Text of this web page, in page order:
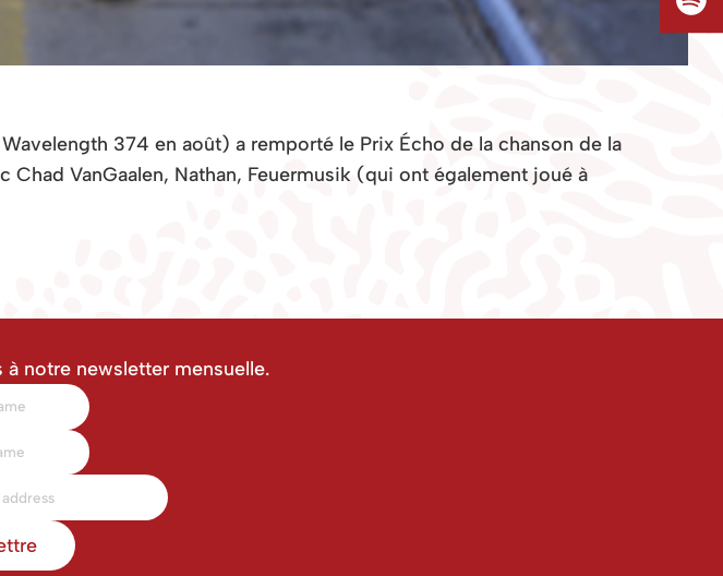
374 en août) a remporté le Prix Écho de la chanson de la
VanGaalen, Nathan, Feuermusik (qui ont également joué à
notre newsletter mensuelle.